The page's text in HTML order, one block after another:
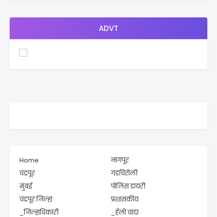
ADVT
Home
नागपूर
चंद्रपूर
गडचिरोली
मुंबई
पोलिस डायरी
चंद्रपूर जिल्हा
प्रशासकीय
_जिल्हाधिकारी
_हॅलो चांदा